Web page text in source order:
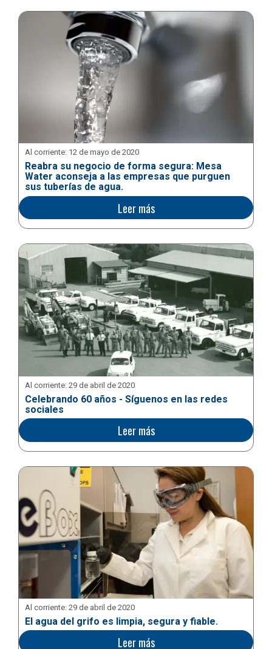
Al corriente: 12 de mayo de 2020
Reabra su negocio de forma segura: Mesa
Water aconseja a las empresas que purguen
sus tuberías de agua.
Leer más
Al corriente: 29 de abril de 2020
Celebrando 60 años - Síguenos en las redes
sociales
Leer más
Al corriente: 29 de abril de 2020
El agua del grifo es limpia, segura y fiable.
Leer más